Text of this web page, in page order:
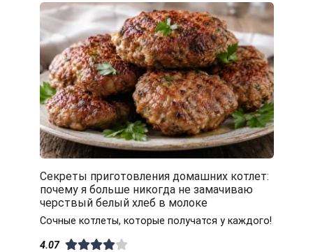
Секреты приготовления домашних котлет:
почему я больше никогда не замачиваю
черствый белый хлеб в молоке
Сочные котлеты, которые получатся у каждого!
4.07